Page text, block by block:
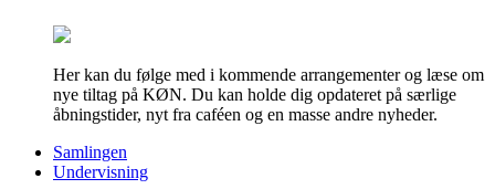
Her kan du følge med i kommende arrangementer og læse om
nye tiltag på KØN. Du kan holde dig opdateret på særlige
åbningstider, nyt fra caféen og en masse andre nyheder.
Samlingen
Undervisning